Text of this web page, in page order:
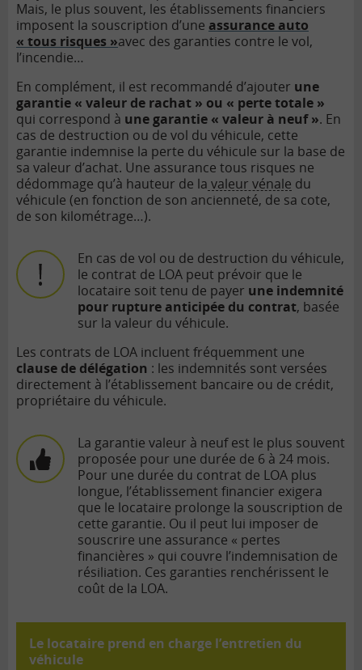
Mais, le plus souvent, les établissements financiers
imposent la souscription d’une assurance auto
« tous risques »avec des garanties contre le vol,
l’incendie…
En complément, il est recommandé d’ajouter une
garantie « valeur de rachat » ou « perte totale »
qui correspond à une garantie « valeur à neuf ». En
cas de destruction ou de vol du véhicule, cette
garantie indemnise la perte du véhicule sur la base de
sa valeur d’achat. Une assurance tous risques ne
dédommage qu’à hauteur de la valeur vénale du
véhicule (en fonction de son ancienneté, de sa cote,
de son kilométrage…).
En cas de vol ou de destruction du véhicule,
le contrat de LOA peut prévoir que le
locataire soit tenu de payer une indemnité
pour rupture anticipée du contrat, basée
sur la valeur du véhicule.
Les contrats de LOA incluent fréquemment une
clause de délégation : les indemnités sont versées
directement à l’établissement bancaire ou de crédit,
propriétaire du véhicule.
La garantie valeur à neuf est le plus souvent
proposée pour une durée de 6 à 24 mois.
Pour une durée du contrat de LOA plus
longue, l’établissement financier exigera
que le locataire prolonge la souscription de
cette garantie. Ou il peut lui imposer de
souscrire une assurance « pertes
financières » qui couvre l’indemnisation de
résiliation. Ces garanties renchérissent le
coût de la LOA.
Le locataire prend en charge l’entretien du
véhicule